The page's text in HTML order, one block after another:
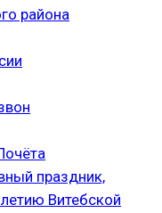
района
праздник,
Витебской